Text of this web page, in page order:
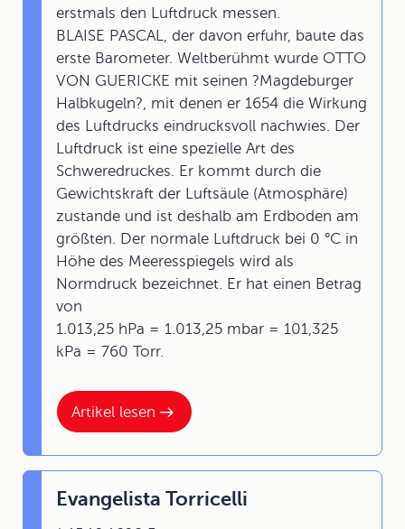
Artikel lesen
erstmals den Luftdruck messen.
BLAISE PASCAL, der davon erfuhr, baute das
erste Barometer. Weltberühmt wurde OTTO
VON GUERICKE mit seinen ?Magdeburger
Halbkugeln?, mit denen er 1654 die Wirkung
des Luftdrucks eindrucksvoll nachwies. Der
Luftdruck ist eine spezielle Art des
Schweredruckes. Er kommt durch die
Gewichtskraft der Luftsäule (Atmosphäre)
zustande und ist deshalb am Erdboden am
größten. Der normale Luftdruck bei 0 °C in
Höhe des Meeresspiegels wird als
Normdruck bezeichnet. Er hat einen Betrag
von
1.013,25 hPa = 1.013,25 mbar = 101,325
kPa = 760 Torr.
Evangelista Torricelli